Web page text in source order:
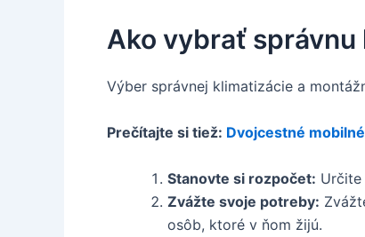
Ako vybrať správnu
Výber správnej klimatizácie a
Prečítajte si tiež: Dvojcestné
Stanovte si rozpočet:
Zvážte svoje potreby:
osôb, ktoré v ňom žijú.